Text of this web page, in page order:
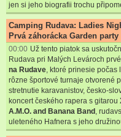
jen si jeho biografii trochu
Camping Rudava: Ladies
Prvá záhorácka Garden
00:00 Už tento piatok sa
Rudava pri Malých Levároch
na Rudave, ktoré prinesie počas
rôzne športové turnaje otvorené
stretnutie karavanistov, česko-
koncert českého rapera s gitarou
A.M.O. and Banana Band ,
uleteného Hafnera s jeho